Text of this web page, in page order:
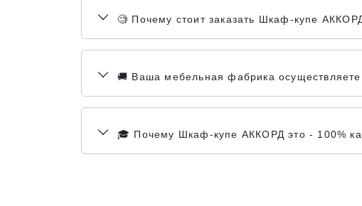
🧐 Почему стоит заказать Шкаф-купе
🚚 Ваша мебельная фабрика
🎓 Почему Шкаф-купе АККОРД это - 100%